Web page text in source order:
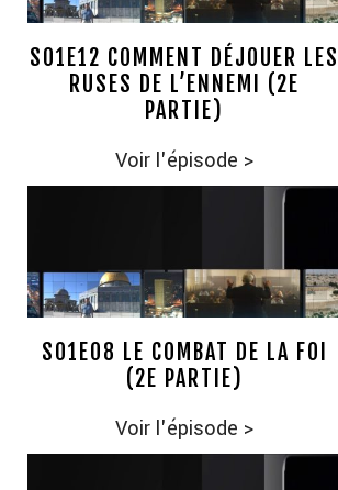
S01E12 COMMENT DÉJOUER LES
RUSES DE L’ENNEMI (2E
PARTIE)
Voir l'épisode >
S01E08 LE COMBAT DE LA FOI
(2E PARTIE)
Voir l'épisode >